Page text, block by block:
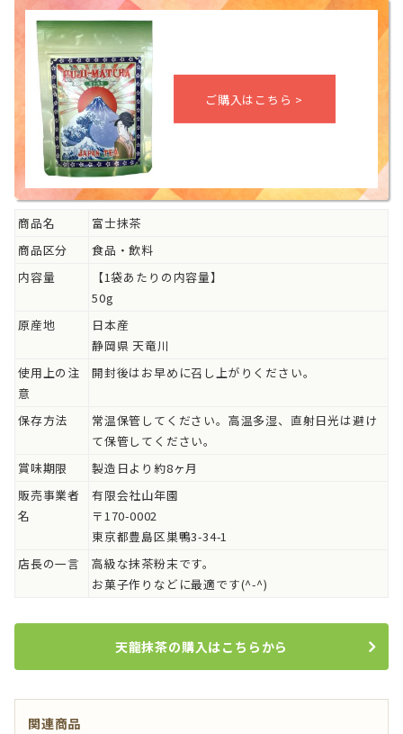
商品名
富士抹茶
商品区分
食品・飲料
内容量
【1袋あたりの内容量】
50g
原産地
日本産
静岡県 天竜川
使用上の注
意
開封後はお早めに召し上がりください。
保存方法
常温保管してください。高温多湿、直射日光は避け
て保管してください。
賞味期限
製造日より約8ヶ月
販売事業者
名
有限会社山年園
〒170-0002
東京都豊島区巣鴨3-34-1
店長の一言
高級な抹茶粉末です。
お菓子作りなどに最適です(^-^)
天龍抹茶の購入はこちらから
関連商品